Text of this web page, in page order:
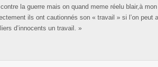
la guerre mais on quand meme réelu blair,à
ils ont cautionnés son « travail » si l’on peut
d’innocents un travail. »